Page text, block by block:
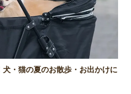
・猫の夏のお散歩・お出かけに